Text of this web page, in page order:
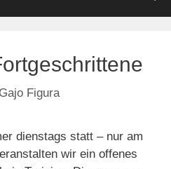
Figura
dienstags statt – nur am
wir ein offenes